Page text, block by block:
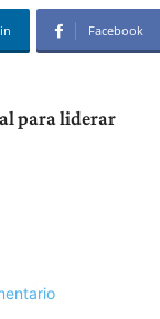
Facebook
para liderar